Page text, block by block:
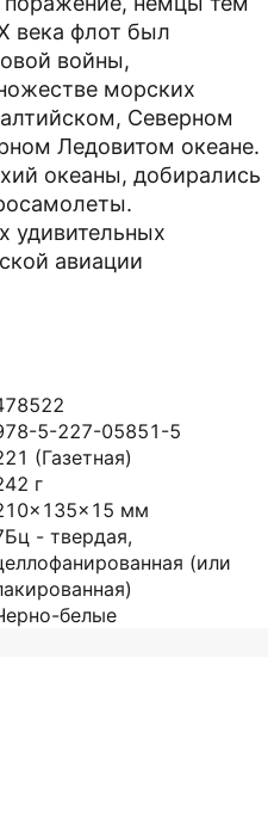
века флот был
войны,
морских
Северном
Ледовитом океане.
океаны, добирались
удивительных
авиации
5-227-05851-5
(Газетная)
г
мм
- твердая,
(или
белые